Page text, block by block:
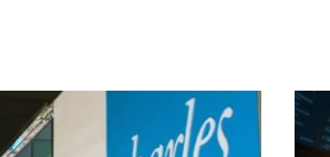
تطلق
تداول